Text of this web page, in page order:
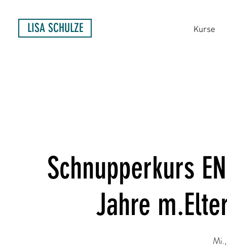
Kurse
LISA SCHULZE
Schnupperkurs
Jahre